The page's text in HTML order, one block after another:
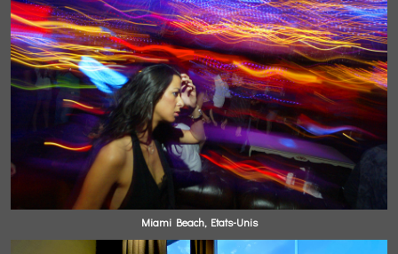
Miami Beach, Etats-Unis